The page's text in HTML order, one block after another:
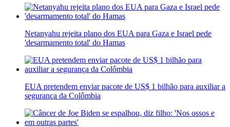
Netanyahu rejeita plano dos EUA para Gaza e Israel pede
'desarmamento total' do Hamas
EUA pretendem enviar pacote de US$ 1 bilhão para auxiliar a
segurança da Colômbia